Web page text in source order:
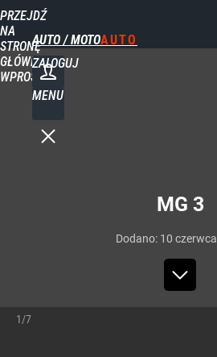
PRZEJDŹ
NA
STRONĘ
GŁÓWNĄ
WPROST.PL
AUTO / MOTO
ZALOGUJ
MENU
MG 3
Dodano: 10 czerwca